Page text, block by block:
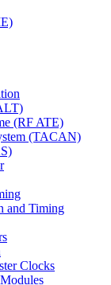
(RF ATE)
(TACAN)
and Timing
Clocks